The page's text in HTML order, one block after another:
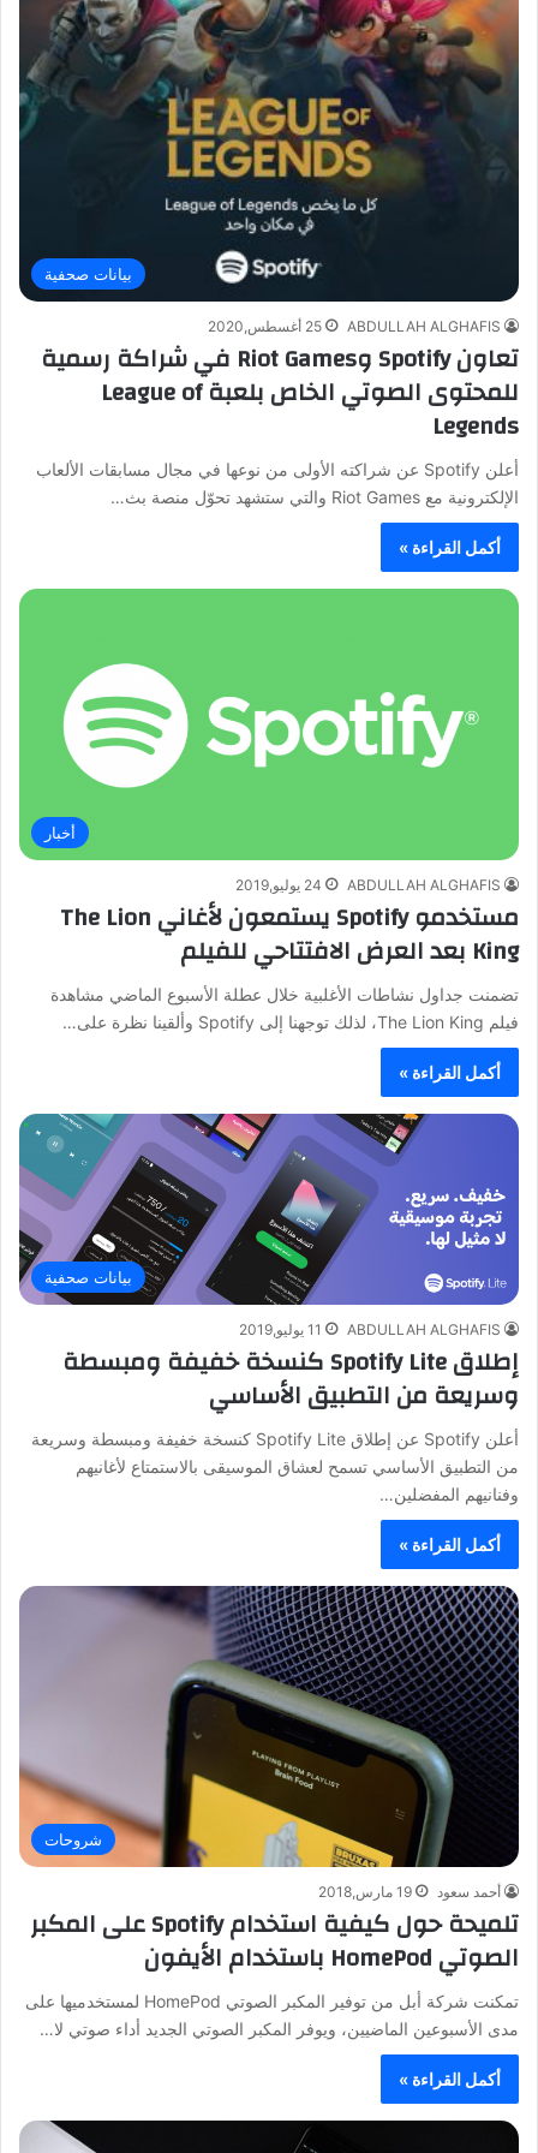
بيانات صحفية
ABDULLAH ALGHAFIS 25 أغسطس,2020
تعاون Spotify وRiot Games في شراكة رسمية
للمحتوى الصوتي الخاص بلعبة League of
Legends
أعلن Spotify عن شراكته الأولى من نوعها في مجال مسابقات الألعاب
الإلكترونية مع Riot Games والتي ستشهد تحوّل منصة بث…
أكمل القراءة »
أخبار
ABDULLAH ALGHAFIS 24 يوليو,2019
مستخدمو Spotify يستمعون لأغاني The Lion
King بعد العرض الافتتاحي للفيلم
تضمنت جداول نشاطات الأغلبية خلال عطلة الأسبوع الماضي مشاهدة
فيلم The Lion King، لذلك توجهنا إلى Spotify وألقينا نظرة على…
أكمل القراءة »
بيانات صحفية
ABDULLAH ALGHAFIS 11 يوليو,2019
إطلاق Spotify Lite كنسخة خفيفة ومبسطة
وسريعة من التطبيق الأساسي
أعلن Spotify عن إطلاق Spotify Lite كنسخة خفيفة ومبسطة وسريعة
من التطبيق الأساسي تسمح لعشاق الموسيقى بالاستمتاع لأغانيهم
وفنانيهم المفضلين…
أكمل القراءة »
شروحات
أحمد سعود 19 مارس,2018
تلميحة حول كيفية استخدام Spotify على المكبر
الصوتي HomePod باستخدام الأيفون
تمكنت شركة أبل من توفير المكبر الصوتي HomePod لمستخدميها على
مدى الأسبوعين الماضيين، ويوفر المكبر الصوتي الجديد أداء صوتي لا…
أكمل القراءة »